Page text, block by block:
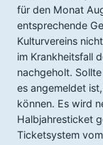
für den Monat
entsprechende
Kulturvereins
im Krankheitsfall
nachgeholt.
es angemeldet
können. Es wird
Halbjahresticket
Ticketsystem